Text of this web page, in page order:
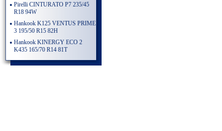
Pirelli CINTURATO P7 235/45
R18 94W
Hankook K125 VENTUS PRIME
3 195/50 R15 82H
Hankook KINERGY ECO 2
K435 165/70 R14 81T